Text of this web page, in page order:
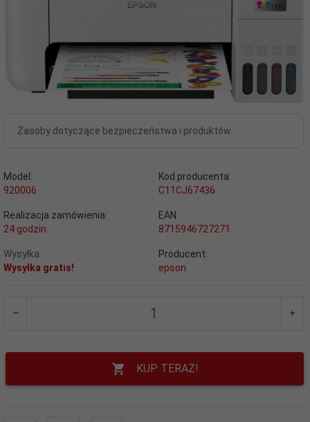
Zasoby dotyczące bezpieczeństwa i produktów
Model:
920006
Kod producenta:
C11CJ67436
Realizacja zamówienia:
24 godzin
EAN:
8715946727271
Wysyłka:
Wysyłka gratis!
Producent:
epson
KUP TERAZ!